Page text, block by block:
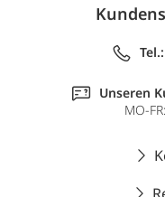
Tel.:
Unseren
MO-